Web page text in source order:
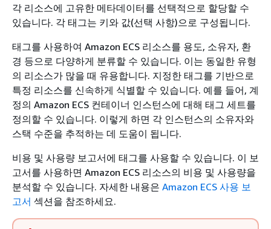
각 리소스에 고유한 메타데이터를 선택적으로 할당할 수
있습니다. 각 태그는 키와 값(선택 사항)으로 구성됩니다.
태그를 사용하여 Amazon ECS 리소스를 용도, 소유자, 환
경 등으로 다양하게 분류할 수 있습니다. 이는 동일한 유형
의 리소스가 많을 때 유용합니다. 지정한 태그를 기반으로
특정 리소스를 신속하게 식별할 수 있습니다. 예를 들어, 계
정의 Amazon ECS 컨테이너 인스턴스에 대해 태그 세트를
정의할 수 있습니다. 이렇게 하면 각 인스턴스의 소유자와
스택 수준을 추적하는 데 도움이 됩니다.
비용 및 사용량 보고서에 태그를 사용할 수 있습니다. 이 보
고서를 사용하면 Amazon ECS 리소스의 비용 및 사용량을
분석할 수 있습니다. 자세한 내용은 Amazon ECS 사용 보
고서 섹션을 참조하세요.